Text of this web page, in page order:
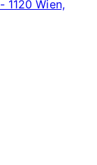
- 1120 Wien,